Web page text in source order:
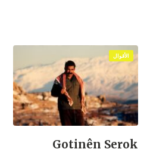
الأقوال
Gotinên Serok